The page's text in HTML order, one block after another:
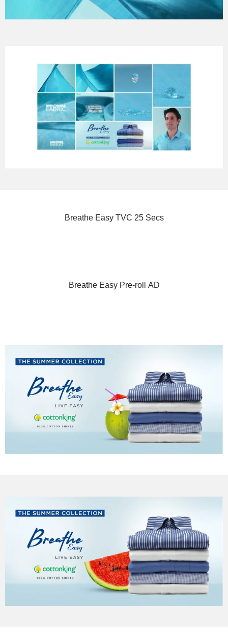
Breathe Easy TVC 25 Secs
Breathe Easy Pre-roll AD